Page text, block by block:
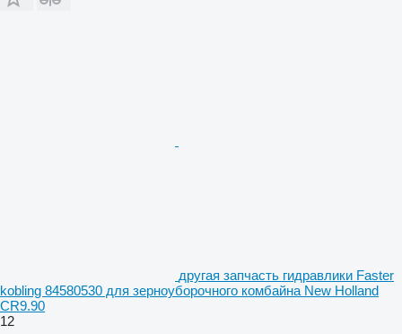
другая запчасть гидравлики Faster
kobling 84580530 для зерноуборочного комбайна New Holland
CR9.90
12